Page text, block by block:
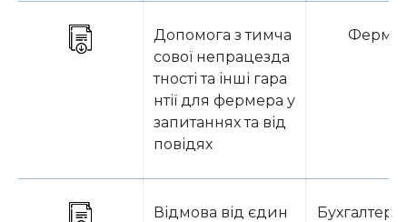
Допомога з тимча
сової непрацезда
тності та інші гара
нтії для фермера у
запитаннях та від
повідях
Відмова від єдин